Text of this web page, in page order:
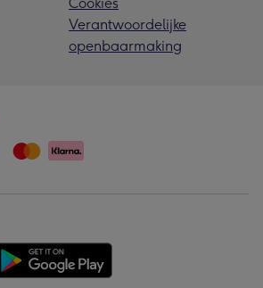
Verantwoordelijke
openbaarmaking